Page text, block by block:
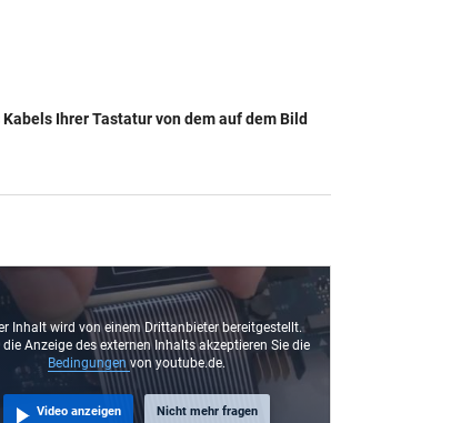
Ihrer Tastatur von dem auf dem Bild
Inhalt wird von einem Drittanbieter bereitgestellt.
Anzeige des externen Inhalts akzeptieren Sie die
Bedingungenvon youtube.de.
Video anzeigen Nicht mehr fragen